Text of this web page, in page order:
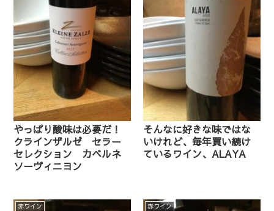
やっぱり酸味は必要だ！
クラインザルゼ セラー
セレクション カベルネ
ソーヴィニヨン
そんなに好きな味ではな
いけれど、毎年買い続け
ているワイン、ALAYA
赤ワイン 赤ワイン